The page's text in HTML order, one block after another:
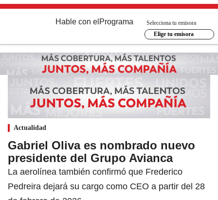
Hable con el Programa
Selecciona tu emisora
Elige tu emisora
Actualidad
Gabriel Oliva es nombrado nuevo
presidente del Grupo Avianca
La aerolínea también confirmó que Frederico
Pedreira dejará su cargo como CEO a partir del 28